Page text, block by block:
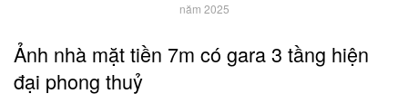
năm 2025
Ảnh nhà mặt tiền 7m có gara 3 tầng hiện
đại phong thuỷ